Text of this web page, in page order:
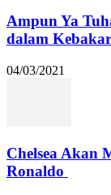
Ampun Ya
dalam
04/03/2021
Chelsea Akan
Ronaldo